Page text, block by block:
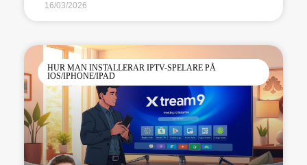
16/03/2026
HUR MAN INSTALLERAR IPTV-SPELARE PÅ
IOS/IPHONE/IPAD